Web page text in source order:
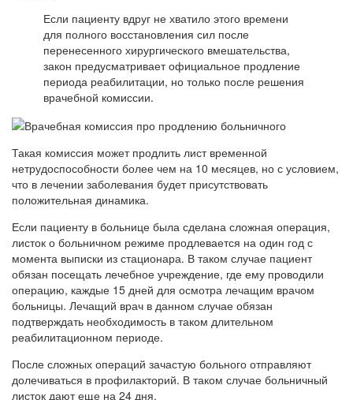
Если пациенту вдруг не хватило этого времени
для полного восстановления сил после
перенесенного хирургического вмешательства,
закон предусматривает официальное продление
периода реабилитации, но только после решения
врачебной комиссии.
Такая комиссия может продлить лист временной
нетрудоспособности более чем на 10 месяцев, но с условием,
что в лечении заболевания будет присутствовать
положительная динамика.
Если пациенту в больнице была сделана сложная операция,
листок о больничном режиме продлевается на один год с
момента выписки из стационара. В таком случае пациент
обязан посещать лечебное учреждение, где ему проводили
операцию, каждые 15 дней для осмотра лечащим врачом
больницы. Лечащий врач в данном случае обязан
подтверждать необходимость в таком длительном
реабилитационном периоде.
После сложных операций зачастую больного отправляют
долечиваться в профилакторий. В таком случае больничный
листок дают еще на 24 дня.